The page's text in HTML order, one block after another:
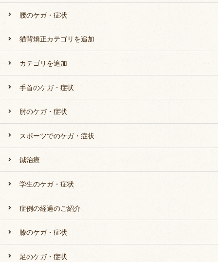
腰のケガ・症状
猫背矯正カテゴリを追加
カテゴリを追加
手首のケガ・症状
肘のケガ・症状
スポーツでのケガ・症状
鍼治療
学生のケガ・症状
症例の経過のご紹介
膝のケガ・症状
足のケガ・症状